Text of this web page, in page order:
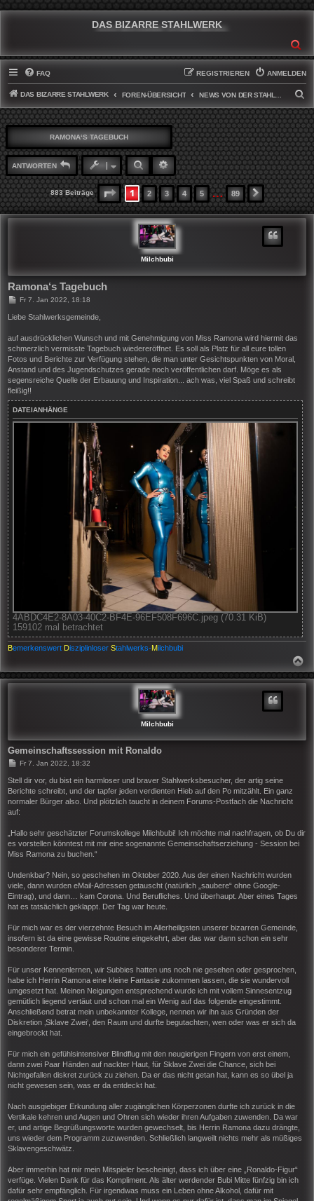
DAS BIZARRE STAHLWERK
FAQ ANMELDEN
REGISTRIEREN
DAS BIZARRE STAHLWERK FOREN-ÜBERSICHT
U
C
H
E
RAMONA‘S TAGEBUCH
ANTWORTEN SUCHE ERWEITERTE SUCHE
883 Beiträge SEITE VON89
1 2 3 4 5 … 89 NÄCHSTE
Milchbubi
Ramona‘s Tagebuch
B
i
a
g
Fr 7. Jan 2022, 18:18
Liebe Stahlwerksgemeinde,
auf ausdrücklichen Wunsch und mit Genehmigung von Miss Ramona wird hiermit das
schmerzlich vermisste Tagebuch wiedereröffnet. Es soll als Platz für all eure tollen
Fotos und Berichte zur Verfügung stehen, die man unter Gesichtspunkten von Moral,
Anstand und des Jugendschutzes gerade noch veröffentlichen darf. Möge es als
segensreiche Quelle der Erbauung und Inspiration... ach was, viel Spaß und schreibt
fleißig!!
DATEIANHÄNGE
4ABDC4E2-8A03-40C2-BF4E-96EF508F696C.jpeg (70.31 KiB)
159102 mal betrachtet
Bemerkenswert Disziplinloser Stahlwerks-Milchbubi
C
Milchbubi
Gemeinschaftssession mit Ronaldo
B
i
t
r
a
g
Fr 7. Jan 2022, 18:32
Stell dir vor, du bist ein harmloser und braver Stahlwerksbesucher, der artig seine
Berichte schreibt, und der tapfer jeden verdienten Hieb auf den Po mitzählt. Ein ganz
normaler Bürger also. Und plötzlich taucht in deinem Forums-Postfach die Nachricht
auf:
„Hallo sehr geschätzter Forumskollege Milchbubi! Ich möchte mal nachfragen, ob Du dir
es vorstellen könntest mit mir eine sogenannte Gemeinschaftserziehung - Session bei
Miss Ramona zu buchen.“
Undenkbar? Nein, so geschehen im Oktober 2020. Aus der einen Nachricht wurden
viele, dann wurden eMail-Adressen getauscht (natürlich „saubere“ ohne Google-
Eintrag), und dann… kam Corona. Und Berufliches. Und überhaupt. Aber eines Tages
hat es tatsächlich geklappt. Der Tag war heute.
Für mich war es der vierzehnte Besuch im Allerheiligsten unserer bizarren Gemeinde,
insofern ist da eine gewisse Routine eingekehrt, aber das war dann schon ein sehr
besonderer Termin.
Für unser Kennenlernen, wir Subbies hatten uns noch nie gesehen oder gesprochen,
habe ich Herrin Ramona eine kleine Fantasie zukommen lassen, die sie wundervoll
umgesetzt hat. Meinen Neigungen entsprechend wurde ich mit vollem Sinnesentzug
gemütlich liegend vertäut und schon mal ein Wenig auf das folgende eingestimmt.
Anschließend betrat mein unbekannter Kollege, nennen wir ihn aus Gründen der
Diskretion ‚Sklave Zwei‘, den Raum und durfte begutachten, wen oder was er sich da
eingebrockt hat.
Für mich ein gefühlsintensiver Blindflug mit den neugierigen Fingern von erst einem,
dann zwei Paar Händen auf nackter Haut, für Sklave Zwei die Chance, sich bei
Nichtgefallen diskret zurück zu ziehen. Da er das nicht getan hat, kann es so übel ja
nicht gewesen sein, was er da entdeckt hat.
Nach ausgiebiger Erkundung aller zugänglichen Körperzonen durfte ich zurück in die
Vertikale kehren und Augen und Ohren sich wieder ihren Aufgaben zuwenden. Da war
er, und artige Begrüßungsworte wurden gewechselt, bis Herrin Ramona dazu drängte,
uns wieder dem Programm zuzuwenden. Schließlich langweilt nichts mehr als müßiges
Sklavengeschwätz.
Aber immerhin hat mir mein Mitspieler bescheinigt, dass ich über eine „Ronaldo-Figur“
verfüge. Vielen Dank für das Kompliment. Als älter werdender Bubi Mitte fünfzig bin ich
dafür sehr empfänglich. Für irgendwas muss ein Leben ohne Alkohol, dafür mit